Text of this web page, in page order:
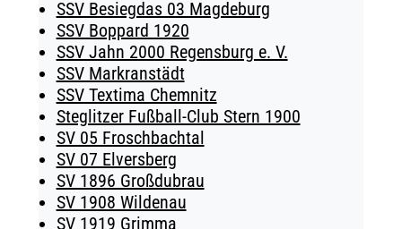
SSV Besiegdas 03 Magdeburg
SSV Boppard 1920
SSV Jahn 2000 Regensburg e. V.
SSV Markranstädt
SSV Textima Chemnitz
Steglitzer Fußball-Club Stern 1900
SV 05 Froschbachtal
SV 07 Elversberg
SV 1896 Großdubrau
SV 1908 Wildenau
SV 1919 Grimma